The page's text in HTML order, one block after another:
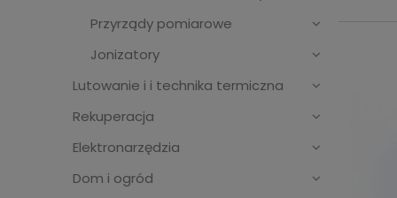
Przyrządy pomiarowe
Jonizatory
Lutowanie i i technika termiczna
Rekuperacja
Elektronarzędzia
Dom i ogród